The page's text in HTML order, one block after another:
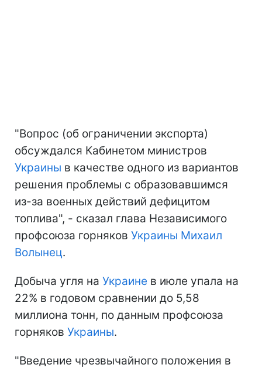
"Вопрос (об ограничении экспорта)
обсуждался Кабинетом министров
Украины в качестве одного из вариантов
решения проблемы с образовавшимся
из-за военных действий дефицитом
топлива", - сказал глава Независимого
профсоюза горняков Украины Михаил
Волынец.
Добыча угля на Украине в июле упала на
22% в годовом сравнении до 5,58
миллиона тонн, по данным профсоюза
горняков Украины.
"Введение чрезвычайного положения в